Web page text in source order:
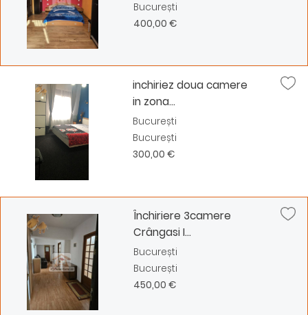
București
400,00 €
inchiriez doua camere
in zona...
București
București
300,00 €
Închiriere 3camere
Crângasi I...
București
București
450,00 €